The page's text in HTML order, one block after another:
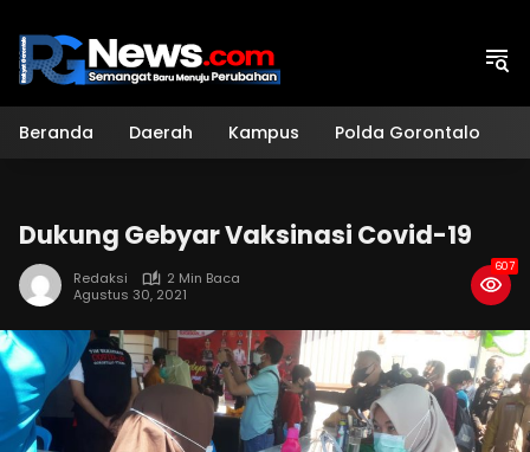
konten
Beranda Daerah Kampus Polda Gorontalo
Dukung Gebyar Vaksinasi Covid-19
Redaksi
2 Min Baca
Agustus 30, 2021
607